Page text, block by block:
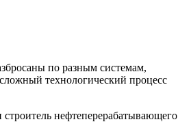
по разным системам,
технологический процесс
нефтеперерабатывающего